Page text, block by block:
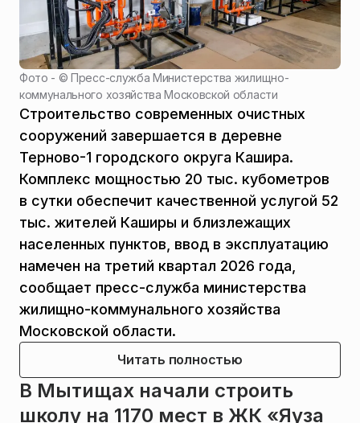
Фото - ©Пресс-служба Министерства жилищно-
коммунального хозяйства Московской области
Строительство современных очистных
сооружений завершается в деревне
Терново-1 городского округа Кашира.
Комплекс мощностью 20 тыс. кубометров
в сутки обеспечит качественной услугой 52
тыс. жителей Каширы и близлежащих
населенных пунктов, ввод в эксплуатацию
намечен на третий квартал 2026 года,
сообщает пресс-служба министерства
жилищно-коммунального хозяйства
Московской области.
Читать полностью
В Мытищах начали строить
школу на 1170 мест в ЖК «Яуза